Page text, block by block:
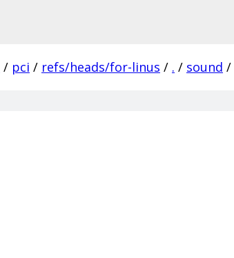
/ pci / refs/heads/for-linus / . / sound /